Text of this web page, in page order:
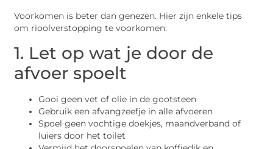
Voorkomen is beter dan genezen. Hier zijn enkele tips
om rioolverstopping te voorkomen:
1. Let op wat je door de
afvoer spoelt
Gooi geen vet of olie in de gootsteen
Gebruik een afvangzeefje in alle afvoeren
Spoel geen vochtige doekjes, maandverband of
luiers door het toilet